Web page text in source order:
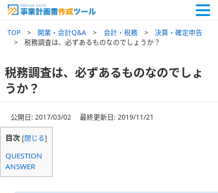
TOP 開業・会計Q&A 会計・税務
決算・確定申告
税務調査は、必ずあるものなのでしょうか？
税務調査は、必ずあるものなのでしょ
うか？
公開日: 2017/03/02 最終更新日: 2019/11/21
目次 [閉じる]
QUESTION
ANSWER